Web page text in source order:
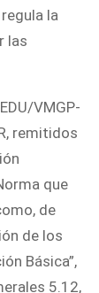
la
las
VMGP-
remitidos
que
de
de los
Básica”,
5.12,